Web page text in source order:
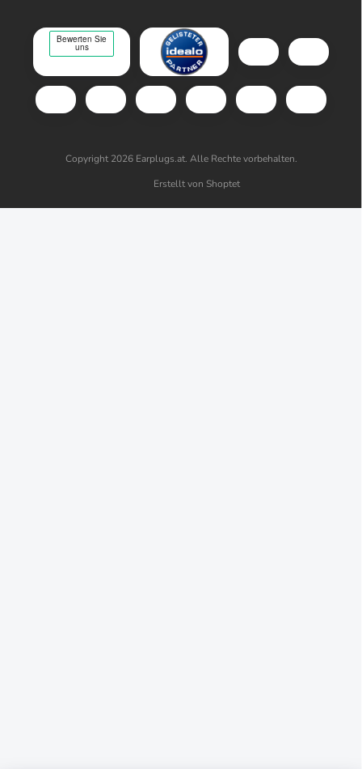
Erstellt von Shoptet
Copyright 2026 Earplugs.at. Alle Rechte vorbehalten.